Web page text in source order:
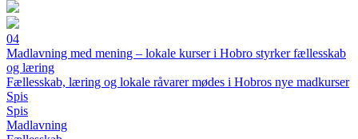
04
Madlavning med mening – lokale kurser i Hobro styrker fællesskab
og læring
Fællesskab, læring og lokale råvarer mødes i Hobros nye madkurser
Spis
Spis
Madlavning